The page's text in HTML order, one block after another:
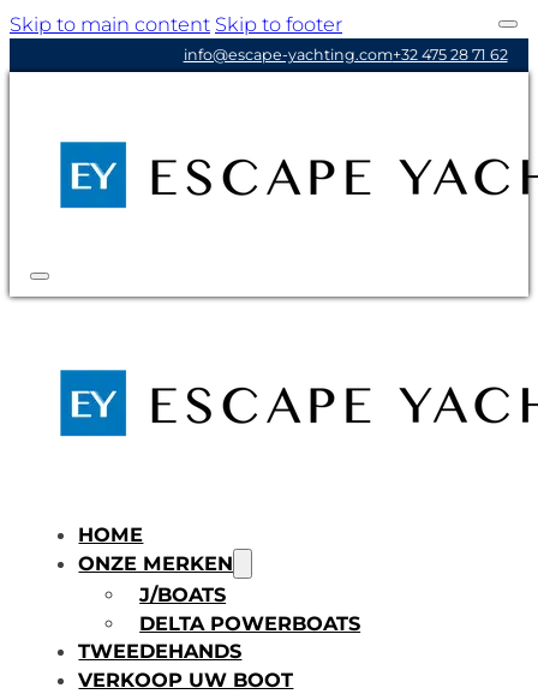
Skip to main content Skip to footer
info@escape-yachting.com+32 475 28 71 62
HOME
ONZE MERKEN
J/BOATS
DELTA POWERBOATS
TWEEDEHANDS
VERKOOP UW BOOT